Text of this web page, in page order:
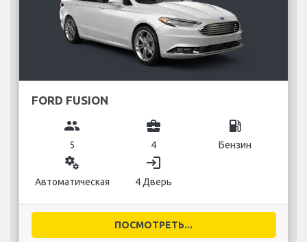
FORD FUSION
group
5
business_center
4
local_gas_station
Бензин
miscellaneous_services
Автоматическая
login
4 Дверь
ПОСМОТРЕТЬ...